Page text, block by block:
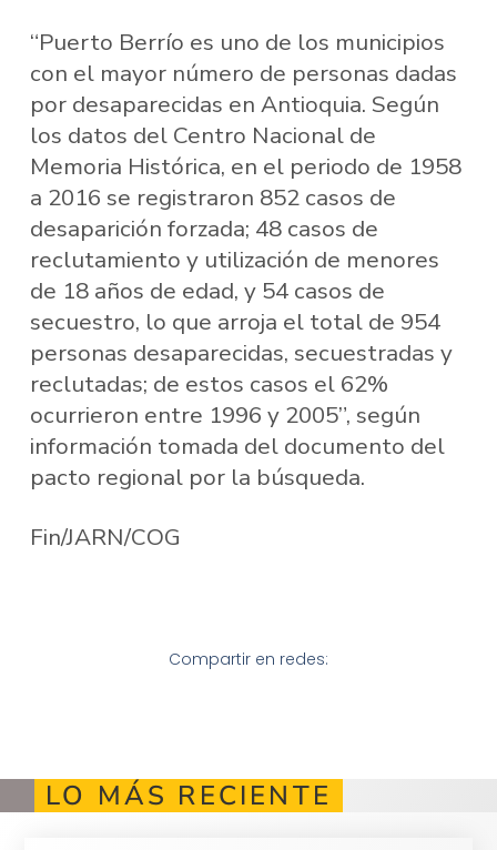
“Puerto Berrío es uno de los municipios
con el mayor número de personas dadas
por desaparecidas en Antioquia. Según
los datos del Centro Nacional de
Memoria Histórica, en el periodo de 1958
a 2016 se registraron 852 casos de
desaparición forzada; 48 casos de
reclutamiento y utilización de menores
de 18 años de edad, y 54 casos de
secuestro, lo que arroja el total de 954
personas desaparecidas, secuestradas y
reclutadas; de estos casos el 62%
ocurrieron entre 1996 y 2005”, según
información tomada del documento del
pacto regional por la búsqueda.
Fin/JARN/COG
Compartir en redes:
LO MÁS RECIENTE